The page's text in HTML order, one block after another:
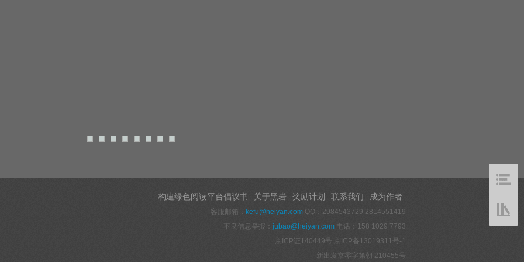
构建绿色阅读平台倡议书 关于黑岩 奖励计划 联系我们 成为作者
客服邮箱： kefu@heiyan.com QQ：2984543729 2814551419
不良信息举报： jubao@heiyan.com 电话：158 1029 7793
京ICP证140449号 京ICP备13019311号-1
新出发京零字第朝 210455号